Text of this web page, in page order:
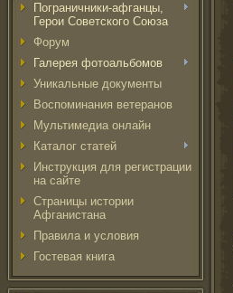
Пограничники-афганцы,
Герои Советского Союза
Форум
Галерея фотоальбомов
Уникальные документы
Воспоминания ветеранов
Мультимедиа онлайн
Каталог статей
Инструкция для регистрации
на сайте
Страницы истории
Афганистана
Правила и условия
Гостевая книга